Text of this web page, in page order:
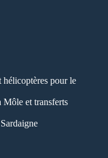
hélicoptères pour le
Môle et transferts